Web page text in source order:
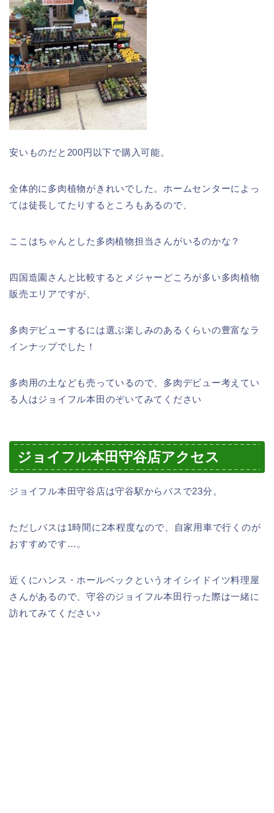
安いものだと200円以下で購入可能。
全体的に多肉植物がきれいでした。ホームセンターによっ
ては徒長してたりするところもあるので、
ここはちゃんとした多肉植物担当さんがいるのかな？
四国造園さんと比較するとメジャーどころが多い多肉植物
販売エリアですが、
多肉デビューするには選ぶ楽しみのあるくらいの豊富なラ
インナップでした！
多肉用の土なども売っているので、多肉デビュー考えてい
る人はジョイフル本田のぞいてみてください
ジョイフル本田守谷店アクセス
ジョイフル本田守谷店は守谷駅からバスで23分。
ただしバスは1時間に2本程度なので、自家用車で行くのが
おすすめです…。
近くにハンス・ホールベックというオイシイドイツ料理屋
さんがあるので、守谷のジョイフル本田行った際は一緒に
訪れてみてください♪